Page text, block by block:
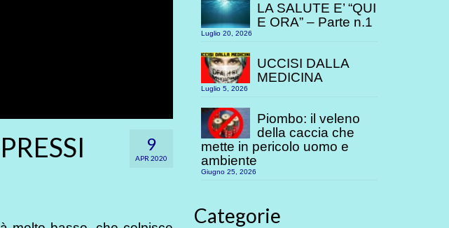
9
APR 2020
LA SALUTE E’ “QUI
E ORA” – Parte n.1
Luglio 20, 2026
UCCISI DALLA
MEDICINA
Luglio 5, 2026
Piombo: il veleno
della caccia che
mette in pericolo uomo e
ambiente
Giugno 25, 2026
Categorie